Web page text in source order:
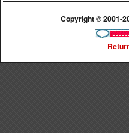
Copyright © 2001-